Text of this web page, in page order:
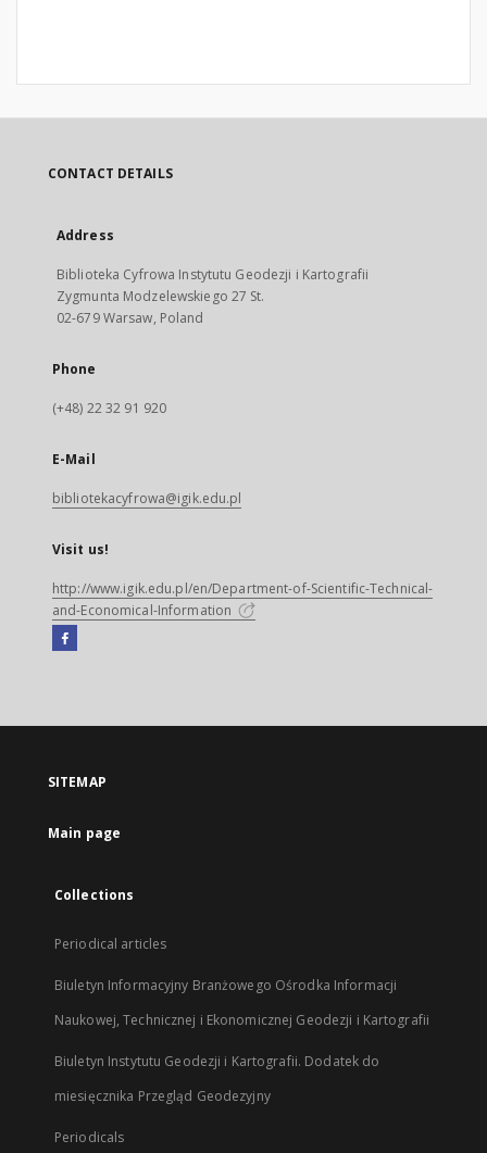
CONTACT DETAILS
Address
Biblioteka Cyfrowa Instytutu Geodezji i Kartografii
Zygmunta Modzelewskiego 27 St.
02-679 Warsaw, Poland
Phone
(+48) 22 32 91 920
E-Mail
bibliotekacyfrowa@igik.edu.pl
Visit us!
http://www.igik.edu.pl/en/Department-of-Scientific-Technical-
and-Economical-Information
Facebook
open
new
SITEMAP
Main page
Collections
Periodical articles
Biuletyn Informacyjny Branżowego Ośrodka Informacji
Naukowej, Technicznej i Ekonomicznej Geodezji i Kartografii
Biuletyn Instytutu Geodezji i Kartografii. Dodatek do
miesięcznika Przegląd Geodezyjny
Periodicals